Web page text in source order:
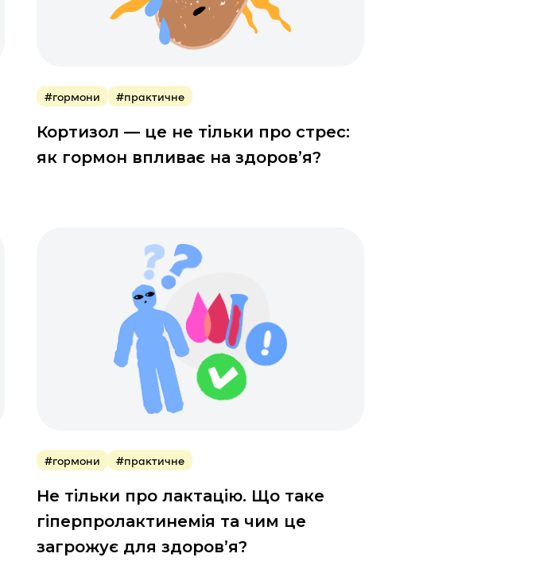
#гормони #практичне
Кортизол — це не тільки про стрес:
як гормон впливає на здоров’я?
#гормони #практичне
Не тільки про лактацію. Що таке
гіперпролактинемія та чим це
загрожує для здоров’я?